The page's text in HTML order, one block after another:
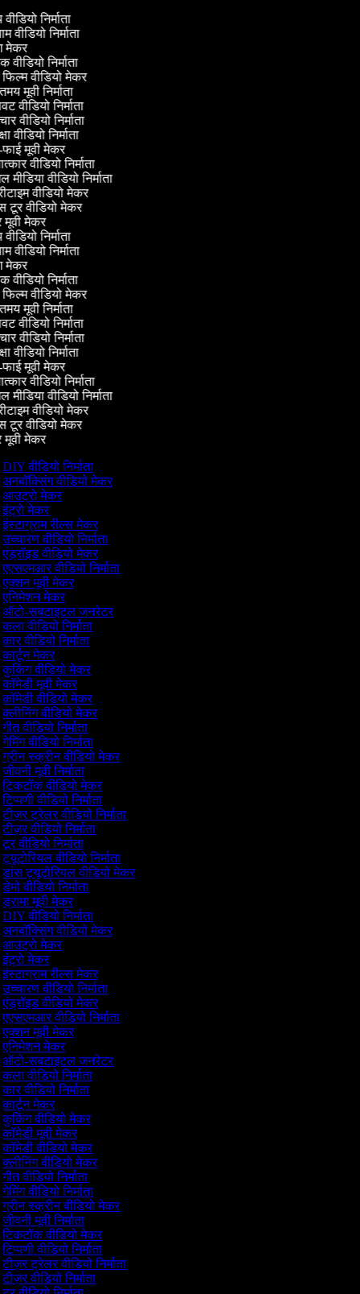
निर्माता
वीडियो निर्माता
मेकर
वीडियो निर्माता
वीडियो मेकर
मूवी निर्माता
वीडियो निर्माता
वीडियो निर्माता
वीडियो निर्माता
मूवी मेकर
वीडियो निर्माता
वीडियो निर्माता
वीडियो मेकर
टूर वीडियो मेकर
मूवी मेकर
निर्माता
वीडियो निर्माता
मेकर
वीडियो निर्माता
वीडियो मेकर
मूवी निर्माता
वीडियो निर्माता
वीडियो निर्माता
वीडियो निर्माता
मूवी मेकर
वीडियो निर्माता
वीडियो निर्माता
वीडियो मेकर
टूर वीडियो मेकर
मूवी मेकर
DIY वीडियो निर्माता
अनबॉक्सिंग वीडियो मेकर
आउट्रो मेकर
इंट्रो मेकर
इंस्टाग्राम रील्स मेकर
उच्चारण वीडियो निर्माता
एंड्रॉइड वीडियो मेकर
एएसएमआर वीडियो निर्माता
एक्शन मूवी मेकर
एनिमेशन मेकर
ऑटो-सबटाइटल जनरेटर
कला वीडियो निर्माता
कार वीडियो निर्माता
कार्टून मेकर
कुकिंग वीडियो मेकर
कॉमेडी मूवी मेकर
कॉमेडी वीडियो मेकर
क्लीनिंग वीडियो मेकर
गीत वीडियो निर्माता
गेमिंग वीडियो निर्माता
ग्रीन स्क्रीन वीडियो मेकर
जीवनी मूवी निर्माता
टिकटॉक वीडियो मेकर
टिप्पणी वीडियो निर्माता
टीज़र ट्रेलर वीडियो निर्माता
टीज़र वीडियो निर्माता
टूर वीडियो निर्माता
ट्यूटोरियल वीडियो निर्माता
डांस ट्यूटोरियल वीडियो मेकर
डेमो वीडियो निर्माता
ड्रामा मूवी मेकर
DIY वीडियो निर्माता
अनबॉक्सिंग वीडियो मेकर
आउट्रो मेकर
इंट्रो मेकर
इंस्टाग्राम रील्स मेकर
उच्चारण वीडियो निर्माता
एंड्रॉइड वीडियो मेकर
एएसएमआर वीडियो निर्माता
एक्शन मूवी मेकर
एनिमेशन मेकर
ऑटो-सबटाइटल जनरेटर
कला वीडियो निर्माता
कार वीडियो निर्माता
कार्टून मेकर
कुकिंग वीडियो मेकर
कॉमेडी मूवी मेकर
कॉमेडी वीडियो मेकर
क्लीनिंग वीडियो मेकर
गीत वीडियो निर्माता
गेमिंग वीडियो निर्माता
ग्रीन स्क्रीन वीडियो मेकर
जीवनी मूवी निर्माता
टिकटॉक वीडियो मेकर
टिप्पणी वीडियो निर्माता
टीज़र ट्रेलर वीडियो निर्माता
टीज़र वीडियो निर्माता